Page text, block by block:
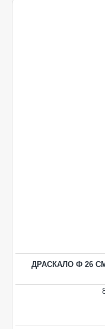
ДРАСКАЛО Ф 26